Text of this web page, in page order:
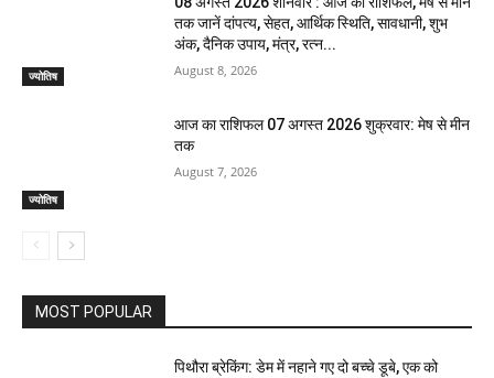
ज्योतिष
तक जानें दांपत्य, सेहत, आर्थिक स्थिति, सावधानी, शुभ
अंक, दैनिक उपाय, मंत्र, रत्न...
August 8, 2026
ज्योतिष
आज का राशिफल 07 अगस्त 2026 शुक्रवार: मेष से मीन
तक
August 7, 2026
MOST POPULAR
पिथौरा ब्रेकिंग: डेम में नहाने गए दो बच्चे डूबे, एक को